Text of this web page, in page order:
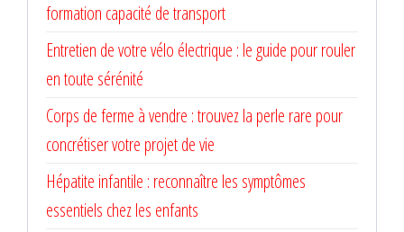
formation capacité de transport
Entretien de votre vélo électrique : le guide pour rouler
en toute sérénité
Corps de ferme à vendre : trouvez la perle rare pour
concrétiser votre projet de vie
Hépatite infantile : reconnaître les symptômes
essentiels chez les enfants